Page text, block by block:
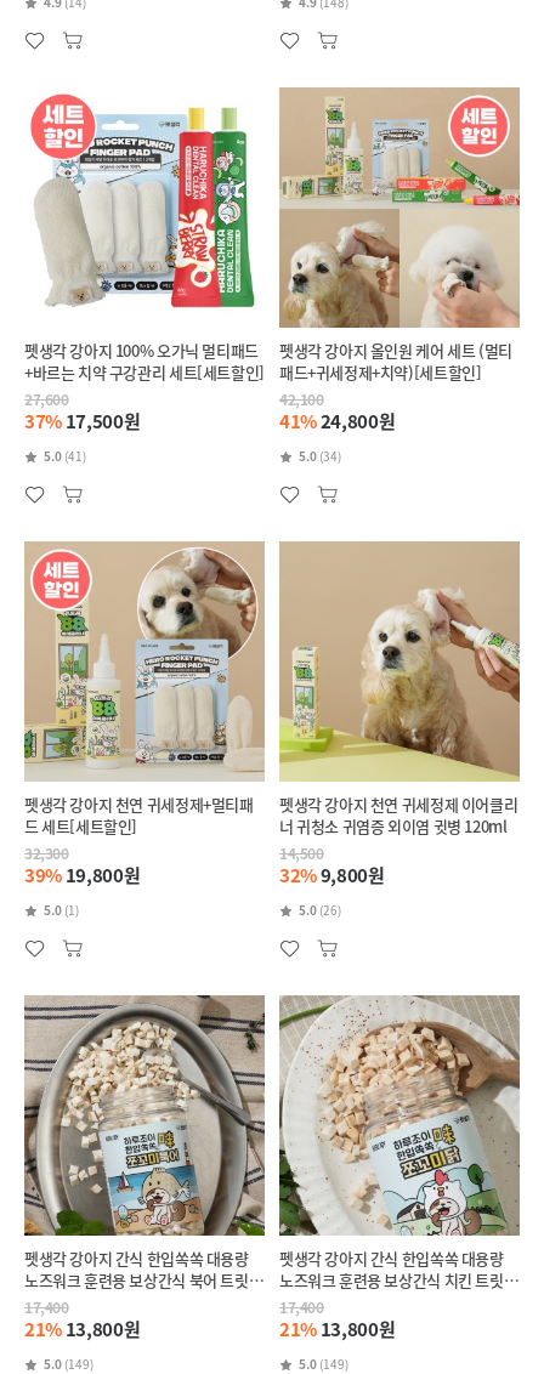
펫생각 강아지 100% 오가닉 멀티패드
+바르는 치약 구강관리 세트[세트할인]
27,600
37%17,500원
5.0 (41)
펫생각 강아지 올인원 케어 세트 (멀티
패드+귀세정제+치약)[세트할인]
42,100
41%24,800원
5.0 (34)
펫생각 강아지 천연 귀세정제+멀티패
드 세트[세트할인]
32,300
39%19,800원
5.0 (1)
펫생각 강아지 천연 귀세정제 이어클리
너 귀청소 귀염증 외이염 귓병 120ml
14,500
32%9,800원
5.0 (26)
펫생각 강아지 간식 한입쏙쏙 대용량
노즈워크 훈련용 보상간식 북어 트릿
55g
17,400
21%13,800원
5.0 (149)
펫생각 강아지 간식 한입쏙쏙 대용량
노즈워크 훈련용 보상간식 치킨 트릿
80g
17,400
21%13,800원
5.0 (149)